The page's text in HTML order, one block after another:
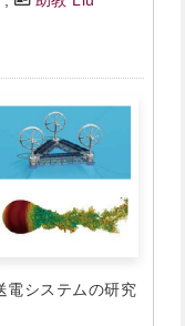
電システムの研究